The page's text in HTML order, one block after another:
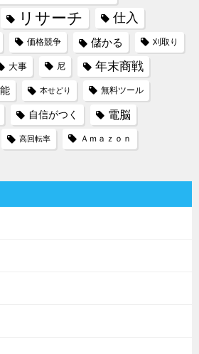
リサーチ 仕入
価格競争 儲かる 刈取り
大事 尼 年末商戦
本せどり 無料ツール
自信がつく 電脳
高回転率 Ａｍａｚｏｎ